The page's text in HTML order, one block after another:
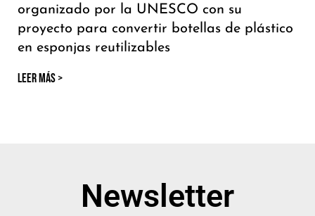
organizado por la UNESCO con su
proyecto para convertir botellas de plástico
en esponjas reutilizables
LEER MÁS >
Newsletter